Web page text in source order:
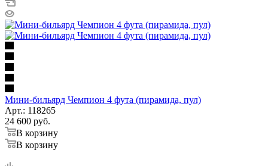
Мини-бильярд Чемпион 4 фута (пирамида, пул)
Арт.: 118265
24 600 руб.
В корзину
В корзину